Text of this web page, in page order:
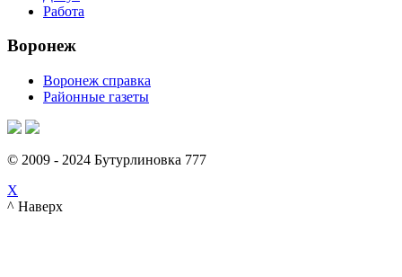
Работа
Воронеж
Воронеж справка
Районные газеты
© 2009 - 2024 Бутурлиновка 777
X
^ Наверх